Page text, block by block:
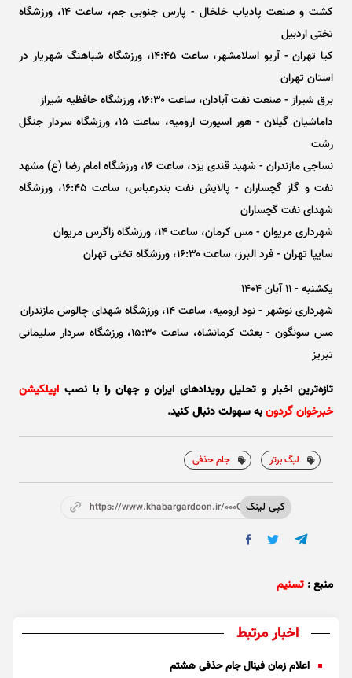
کشت و صنعت پادیاب خلخال - پارس جنوبی جم، ساعت ۱۴، ورزشگاه
تختی اردبیل
کیا تهران - آریو اسلامشهر، ساعت ۱۴:۴۵، ورزشگاه شباهنگ شهریار در
استان تهران
برق شیراز - صنعت نفت آبادان، ساعت ۱۶:۳۰، ورزشگاه حافظیه شیراز
داماشیان گیلان - هور اسپورت ارومیه، ساعت ۱۵، ورزشگاه سردار جنگل
رشت
نساجی مازندران - شهید قندی یزد، ساعت ۱۶، ورزشگاه امام رضا (ع) مشهد
نفت و گاز گچساران - پالایش نفت بندرعباس، ساعت ۱۶:۴۵، ورزشگاه
شهدای نفت گچساران
شهرداری مریوان - مس کرمان، ساعت ۱۴، ورزشگاه زاگرس مریوان
سایپا تهران - فرد البرز، ساعت ۱۶:۳۰، ورزشگاه تختی تهران
یکشنبه - ۱۱ آبان ۱۴۰۴
شهرداری نوشهر - نود ارومیه، ساعت ۱۴، ورزشگاه شهدای چالوس مازندران
مس سونگون - بعثت کرمانشاه، ساعت ۱۵:۳۰، ورزشگاه سردار سلیمانی
تبریز
تازه‌ترین اخبار و تحلیل‌ رویدادهای ایران و جهان را با نصب اپیلکیشن
خبرخوان گردونبه سهولت دنبال کنید.
لیگ برتر جام حذفی
کپی لینکhttps://www.khabargardoon.ir/000OZ9
منبع : تسنیم
اخبار مرتبط
اعلام زمان فینال جام حذفی هشتم